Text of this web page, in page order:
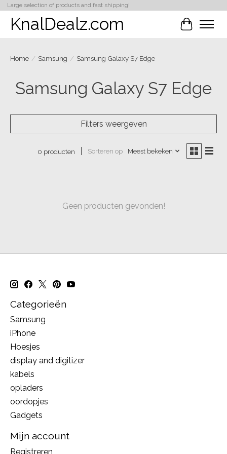
Large selection of products and fast shipping!
KnalDealz.com
Home / Samsung / Samsung Galaxy S7 Edge
Samsung Galaxy S7 Edge
Filters weergeven
0 producten Sorteren op Meest bekeken
Geen producten gevonden!
Categorieën
Samsung
iPhone
Hoesjes
display and digitizer
kabels
opladers
oordopjes
Gadgets
Mijn account
Registreren